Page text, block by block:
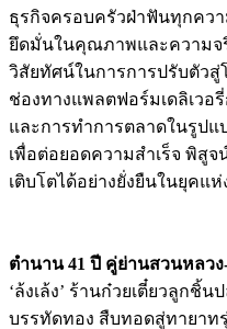
ธุรกิจครอบครัวฝ่าฟันทุกคว
ยึดมั่นในคุณภาพและความจ
วิสัยทัศน์ในการการปรับตัวสู่
ช่องทางแพลตฟอร์มเดลิเวอ
และการทำการตลาดในรูปแ
เพื่อต่อยอดความสำเร็จ พิสูจ
เติบโตได้อย่างยั่งยืนในยุคแ
ตำนาน 41 ปี คู่ย่านสวนหลว
‘ล้งเล้ง’ ร้านก๋วยเตี๋ยวลูกชิ้น
บรรทัดทอง สืบทอดสู่ทายาท